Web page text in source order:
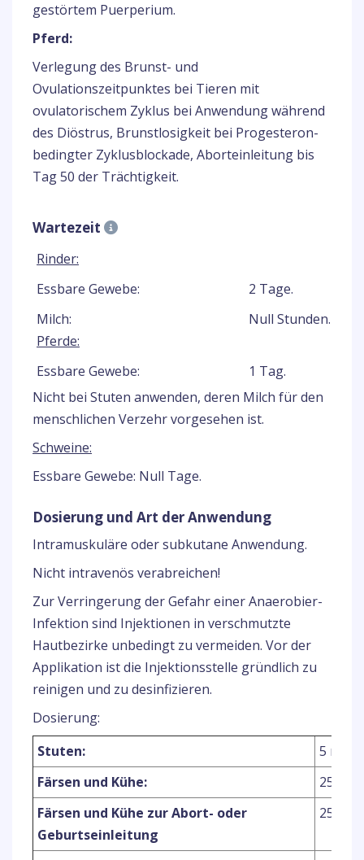
gestörtem Puerperium.
Pferd:
Verlegung des Brunst- und
Ovulationszeitpunktes bei Tieren mit
ovulatorischem Zyklus bei Anwendung während
des Diöstrus, Brunstlosigkeit bei Progesteron-
bedingter Zyklusblockade, Aborteinleitung bis
Tag 50 der Trächtigkeit.
Wartezeit
Rinder:
Essbare Gewebe:
2 Tage.
Milch:
Pferde:
Null Stunden.
Essbare Gewebe:
1 Tag.
Nicht bei Stuten anwenden, deren Milch für den
menschlichen Verzehr vorgesehen ist.
Schweine:
Essbare Gewebe: Null Tage.
Dosierung und Art der Anwendung
Intramuskuläre oder subkutane Anwendung.
Nicht intravenös verabreichen!
Zur Verringerung der Gefahr einer Anaerobier-
Infektion sind Injektionen in verschmutzte
Hautbezirke unbedingt zu vermeiden. Vor der
Applikation ist die Injektionsstelle gründlich zu
reinigen und zu desinfizieren.
Dosierung:
Stuten:
5 mg
Färsen und Kühe:
25 mg
Färsen und Kühe zur Abort- oder
Geburtseinleitung
25 -